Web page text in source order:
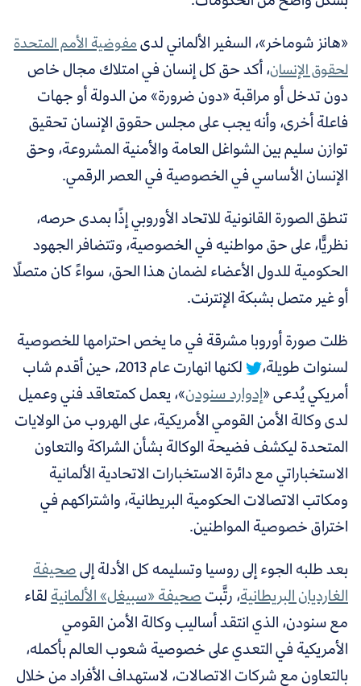
«هانز شوماخر»، السفير الألماني لدىمفوضية الأمم المتحدة
لحقوق الإنسان، أكد حق كل إنسان في امتلاك مجال خاص
دون تدخل أو مراقبة «دون ضرورة» من الدولة أو جهات
فاعلة أخرى، وأنه يجب على مجلس حقوق الإنسان تحقيق
توازن سليم بين الشواغل العامة والأمنية المشروعة، وحق
الإنسان الأساسي في الخصوصية في العصر الرقمي.
تنطق الصورة القانونية للاتحاد الأوروبي إذًا بمدى حرصه،
نظريًّا، على حق مواطنيه في الخصوصية، وتتضافر الجهود
الحكومية للدول الأعضاء لضمان هذا الحق، سواءً كان متصلًا
أو غير متصل بشبكة الإنترنت.
ظلت صورة أوروبا مشرقة في ما يخص احترامها للخصوصية
لسنوات طويلة،
لكنها انهارت عام 2013، حين أقدم شاب
أمريكي يُدعى «إدوارد سنودن»، يعمل كمتعاقد فني وعميل
لدى وكالة الأمن القومي الأمريكية، على الهروب من الولايات
المتحدة ليكشف فضيحة الوكالة بشأن الشراكة والتعاون
الاستخباراتي مع دائرة الاستخبارات الاتحادية الألمانية
ومكاتب الاتصالات الحكومية البريطانية، واشتراكهم في
اختراق خصوصية المواطنين.
بعد طلبه الجوء إلى روسيا وتسليمه كل الأدلة إلىصحيفة
الغارديان البريطانية، رتَّبتصحيفة «سبيغل» الألمانيةلقاء
مع سنودن، الذي انتقد أساليب وكالة الأمن القومي
الأمريكية في التعدي على خصوصية شعوب العالم بأكمله،
بالتعاون مع شركات الاتصالات، لاستهداف الأفراد من خلال